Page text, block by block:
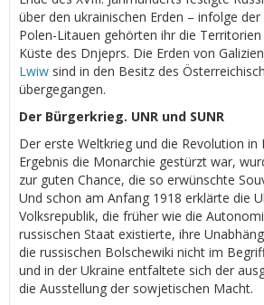
über den ukrainischen Erden – infolge
Polen-Litauen gehörten ihr die
Küste des Dnjeprs. Die Erden von
Lwiw sind in den Besitz des
übergegangen.
Der Bürgerkrieg. UNR und SUNR
Der erste Weltkrieg und die Revolution in
Ergebnis die Monarchie gestürzt war,
zur guten Chance, die so erwünschte
Und schon am Anfang 1918 erklärte die
Volksrepublik, die früher wie die
russischen Staat existierte, ihre
die russischen Bolschewiki nicht im
und in der Ukraine entfaltete sich der
die Ausstellung der sowjetischen Macht.